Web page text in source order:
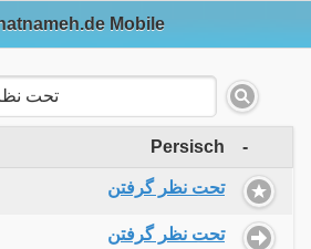
Mobile
Persisch -
تحت نظر گرفتن
تحت نظر گرفتن